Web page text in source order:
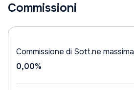
Commissioni
Commissione di Sott.ne massima
0,00%